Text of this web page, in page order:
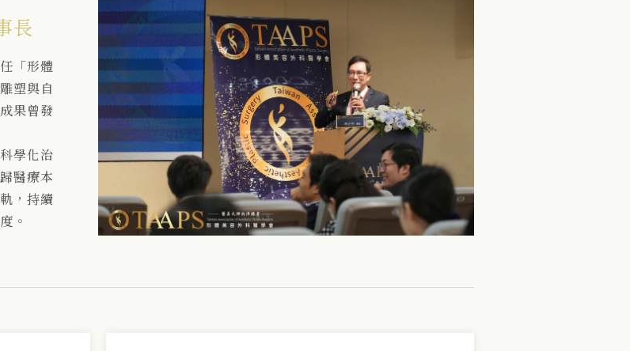
長
「形體
塑與自
果曾發
學化治
醫療本
，持續
。